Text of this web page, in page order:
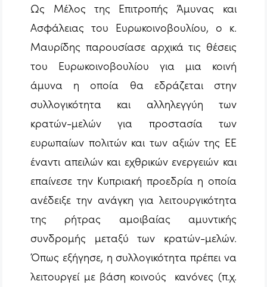
Ως Μέλος της Επιτροπής Άμυνας και
Ασφάλειας του Ευρωκοινοβουλίου, ο κ.
Μαυρίδης παρουσίασε αρχικά τις θέσεις
του Ευρωκοινοβουλίου για μια κοινή
άμυνα η οποία θα εδράζεται στην
συλλογικότητα και αλληλεγγύη των
κρατών-μελών για προστασία των
ευρωπαίων πολιτών και των αξιών της ΕΕ
έναντι απειλών και εχθρικών ενεργειών και
επαίνεσε την Κυπριακή προεδρία η οποία
ανέδειξε την ανάγκη για λειτουργικότητα
της ρήτρας αμοιβαίας αμυντικής
συνδρομής μεταξύ των κρατών-μελών.
Όπως εξήγησε, η συλλογικότητα πρέπει να
λειτουργεί με βάση κοινούς κανόνες (π.χ.